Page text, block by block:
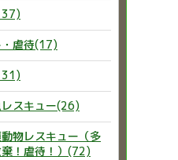
虐待(17)
スキュー(26)
物レスキュー（多
！虐待！）(72)